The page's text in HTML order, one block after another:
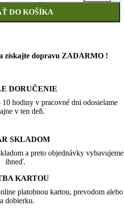
DO KOŠÍKA
získajte dopravu ZADARMO !
DORUČENIE
hodiny v pracovné dni odosielame
v ten deň.
SKLADOM
a preto objednávky vybavujeme
ihneď.
KARTOU
platobnou kartou, prevodom alebo
dobierku.